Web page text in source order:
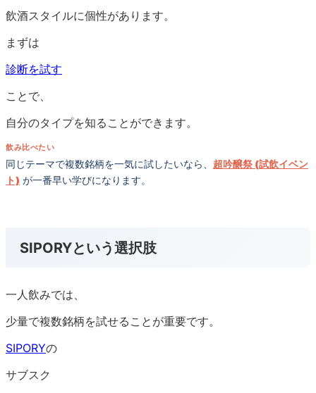
飲酒スタイルに個性があります。
まずは
診断を試す
ことで、
自分のタイプを知ることができます。
飲み比べたい
同じテーマで複数銘柄を一気に試したいなら、 超吟醸祭 (試飲イベン
ト) が一番早い学びになります。
SIPORYという選択肢
一人飲みでは、
少量で複数銘柄を試せることが重要です。
SIPORYの
サブスク